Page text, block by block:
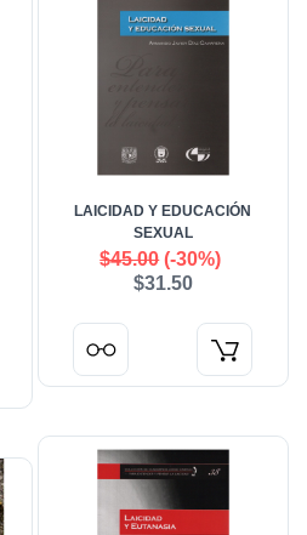
LAICIDAD Y EDUCACIÓN
SEXUAL
$45.00(-30%)
$31.50